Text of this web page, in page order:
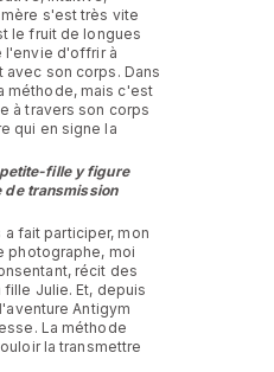
s'est très vite
le fruit de longues
l'envie d'offrir à
son corps. Dans
méthode, mais c'est
à travers son corps
qui en signe la
fille y figure
de transmission
fait participer, mon
photographe, moi
récit des
Julie. Et, depuis
Antigym
La méthode
la transmettre